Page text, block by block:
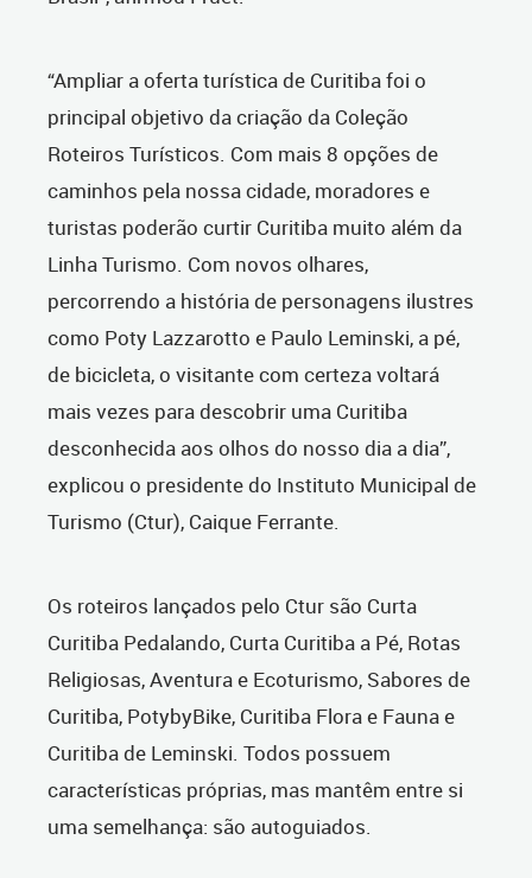
“Ampliar a oferta turística de Curitiba foi o
principal objetivo da criação da Coleção
Roteiros Turísticos. Com mais 8 opções de
caminhos pela nossa cidade, moradores e
turistas poderão curtir Curitiba muito além da
Linha Turismo. Com novos olhares,
percorrendo a história de personagens ilustres
como Poty Lazzarotto e Paulo Leminski, a pé,
de bicicleta, o visitante com certeza voltará
mais vezes para descobrir uma Curitiba
desconhecida aos olhos do nosso dia a dia”,
explicou o presidente do Instituto Municipal de
Turismo (Ctur), Caique Ferrante.
Os roteiros lançados pelo Ctur são Curta
Curitiba Pedalando, Curta Curitiba a Pé, Rotas
Religiosas, Aventura e Ecoturismo, Sabores de
Curitiba, PotybyBike, Curitiba Flora e Fauna e
Curitiba de Leminski. Todos possuem
características próprias, mas mantêm entre si
uma semelhança: são autoguiados.